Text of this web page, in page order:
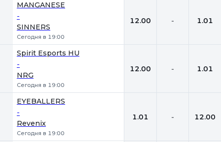
MANGANESE
-
SINNERS
Сегодня в 19:00
12.00 - 1.01
Spirit Esports HU
-
NRG
Сегодня в 19:00
12.00 - 1.01
EYEBALLERS
-
Revenix
Сегодня в 19:00
1.01 - 12.00